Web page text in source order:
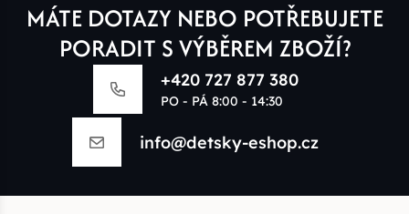
MÁTE DOTAZY NEBO POTŘEBUJETE
PORADIT S VÝBĚREM ZBOŽÍ?
+420 727 877 380
PO - PÁ 8:00 - 14:30
info@detsky-eshop.cz